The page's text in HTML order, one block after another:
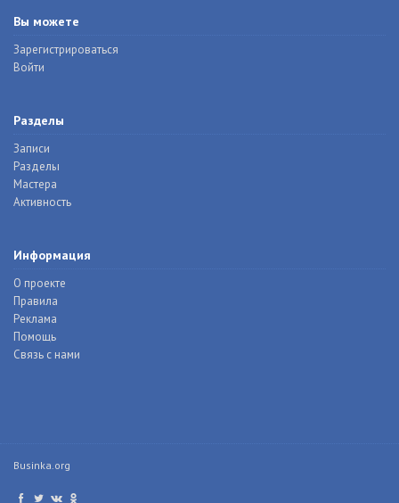
Вы можете
Зарегистрироваться
Войти
Разделы
Записи
Разделы
Мастера
Активность
Информация
О проекте
Правила
Реклама
Помощь
Связь с нами
Businka.org